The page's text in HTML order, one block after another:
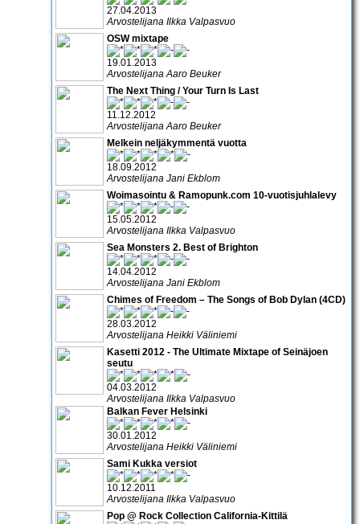
27.04.2013
Arvostelijana Ilkka Valpasvuo
OSW mixtape
19.01.2013
Arvostelijana Aaro Beuker
The Next Thing / Your Turn Is Last
11.12.2012
Arvostelijana Aaro Beuker
Melkein neljäkymmentä vuotta
18.09.2012
Arvostelijana Jani Ekblom
Woimasointu & Ramopunk.com 10-vuotisjuhlalevy
15.05.2012
Arvostelijana Ilkka Valpasvuo
Sea Monsters 2. Best of Brighton
14.04.2012
Arvostelijana Jani Ekblom
Chimes of Freedom – The Songs of Bob Dylan (4CD)
28.03.2012
Arvostelijana Heikki Väliniemi
Kasetti 2012 - The Ultimate Mixtape of Seinäjoen
seutu
04.03.2012
Arvostelijana Ilkka Valpasvuo
Balkan Fever Helsinki
30.01.2012
Arvostelijana Heikki Väliniemi
Sami Kukka versiot
10.12.2011
Arvostelijana Ilkka Valpasvuo
Pop @ Rock Collection California-Kittilä